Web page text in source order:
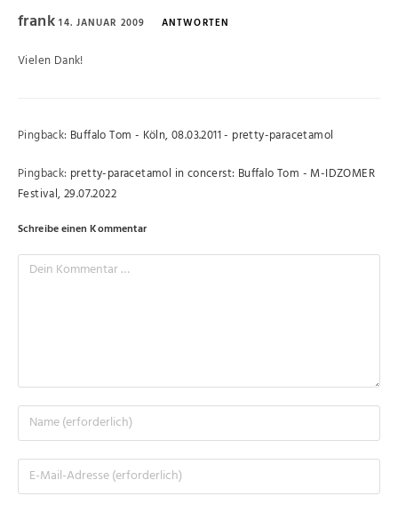
frank14. JANUAR 2009 ANTWORTEN
Vielen Dank!
Pingback: Buffalo Tom - Köln, 08.03.2011 - pretty-paracetamol
Pingback: pretty-paracetamol in concerst: Buffalo Tom - M-IDZOMER
Festival, 29.07.2022
Schreibe einen Kommentar